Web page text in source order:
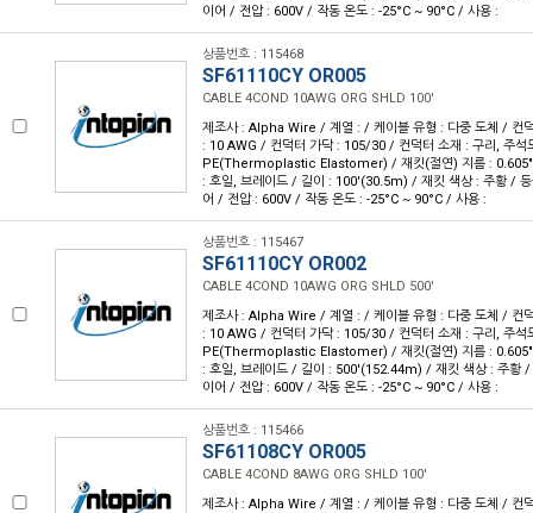
이어 / 전압 : 600V / 작동 온도 : -25°C ~ 90°C / 사용 :
상품번호 : 115468
SF61110CY OR005
CABLE 4COND 10AWG ORG SHLD 100'
제조사 : Alpha Wire / 계열 : / 케이블 유형 : 다중 도체 / 컨
: 10 AWG / 컨덕터 가닥 : 105/30 / 컨덕터 소재 : 구리, 주석
PE(Thermoplastic Elastomer) / 재킷(절연) 지름 :
: 호일, 브레이드 / 길이 : 100'(30.5m) / 재킷 색상 : 주황 /
어 / 전압 : 600V / 작동 온도 : -25°C ~ 90°C / 사용 :
상품번호 : 115467
SF61110CY OR002
CABLE 4COND 10AWG ORG SHLD 500'
제조사 : Alpha Wire / 계열 : / 케이블 유형 : 다중 도체 / 컨
: 10 AWG / 컨덕터 가닥 : 105/30 / 컨덕터 소재 : 구리, 주석
PE(Thermoplastic Elastomer) / 재킷(절연) 지름 :
: 호일, 브레이드 / 길이 : 500'(152.44m) / 재킷 색상 : 주황 /
이어 / 전압 : 600V / 작동 온도 : -25°C ~ 90°C / 사용 :
상품번호 : 115466
SF61108CY OR005
CABLE 4COND 8AWG ORG SHLD 100'
제조사 : Alpha Wire / 계열 : / 케이블 유형 : 다중 도체 / 컨